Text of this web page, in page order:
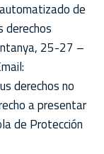
de
derechos
25-27 –
derechos no
a presentar
de Protección